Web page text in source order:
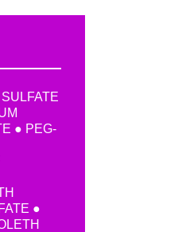
● PEG-
●